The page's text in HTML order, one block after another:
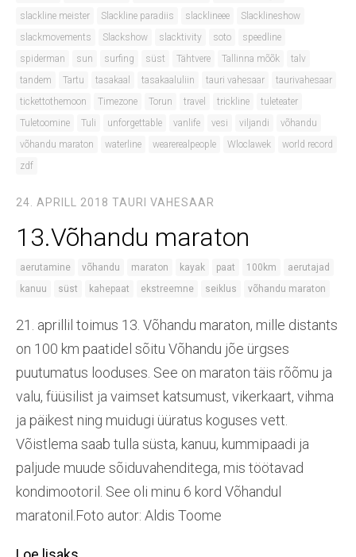
slackline meister
Slackline paradiis slacklineee
Slacklineshow
slackmovements
Slackshow slacktivity soto
speedline
spiderman
sun surfing süst Tähtvere Tallinna mõõk
talv
tandem
Tartu tasakaal tasakaaluliin tauri vahesaar
taurivahesaar
tickettothemoon
Timezone Torun travel trickline
tuleteater
Tuletoomine
Tuli unforgettable vanlife vesi viljandi
võhandu
võhandu maraton
waterline wearerealpeople Wloclawek
world record
zdf
24. APRILL 2018 TAURI VAHESAAR
13.Võhandu maraton
aerutamine võhandu maraton kayak paat 100km
aerutajad
kanuu
süst kahepaat ekstreemne seiklus võhandu maraton
21. aprillil toimus 13. Võhandu maraton, mille distants
on 100 km paatidel sõitu Võhandu jõe ürgses
puutumatus looduses. See on maraton täis rõõmu ja
valu, füüsilist ja vaimset katsumust, vikerkaart, vihma
ja päikest ning muidugi üüratus koguses vett.
Võistlema saab tulla süsta, kanuu, kummipaadi ja
paljude muude sõiduvahenditega, mis töötavad
kondimootoril. See oli minu 6 kord Võhandul
maratonil.Foto autor: Aldis Toome